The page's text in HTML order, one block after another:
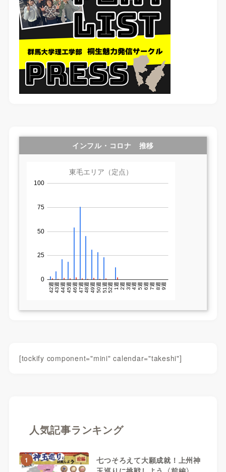
インフル・コロナ 推移
[tockify component="mini" calendar="takeshi"]
人気記事ランキング
1
七つそろえて大願成就！上州神